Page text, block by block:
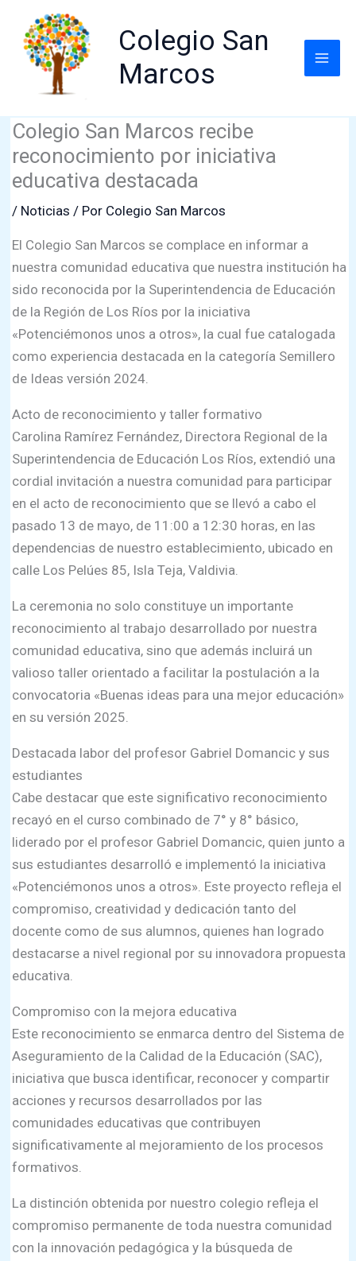
contenido
Colegio San
Marcos
Colegio San Marcos recibe
reconocimiento por iniciativa
educativa destacada
/ Noticias / Por Colegio San Marcos
El Colegio San Marcos se complace en informar a
nuestra comunidad educativa que nuestra institución ha
sido reconocida por la Superintendencia de Educación
de la Región de Los Ríos por la iniciativa
«Potenciémonos unos a otros», la cual fue catalogada
como experiencia destacada en la categoría Semillero
de Ideas versión 2024.
Acto de reconocimiento y taller formativo
Carolina Ramírez Fernández, Directora Regional de la
Superintendencia de Educación Los Ríos, extendió una
cordial invitación a nuestra comunidad para participar
en el acto de reconocimiento que se llevó a cabo el
pasado 13 de mayo, de 11:00 a 12:30 horas, en las
dependencias de nuestro establecimiento, ubicado en
calle Los Pelúes 85, Isla Teja, Valdivia.
La ceremonia no solo constituye un importante
reconocimiento al trabajo desarrollado por nuestra
comunidad educativa, sino que además incluirá un
valioso taller orientado a facilitar la postulación a la
convocatoria «Buenas ideas para una mejor educación»
en su versión 2025.
Destacada labor del profesor Gabriel Domancic y sus
estudiantes
Cabe destacar que este significativo reconocimiento
recayó en el curso combinado de 7° y 8° básico,
liderado por el profesor Gabriel Domancic, quien junto a
sus estudiantes desarrolló e implementó la iniciativa
«Potenciémonos unos a otros». Este proyecto refleja el
compromiso, creatividad y dedicación tanto del
docente como de sus alumnos, quienes han logrado
destacarse a nivel regional por su innovadora propuesta
educativa.
Compromiso con la mejora educativa
Este reconocimiento se enmarca dentro del Sistema de
Aseguramiento de la Calidad de la Educación (SAC),
iniciativa que busca identificar, reconocer y compartir
acciones y recursos desarrollados por las
comunidades educativas que contribuyen
significativamente al mejoramiento de los procesos
formativos.
La distinción obtenida por nuestro colegio refleja el
compromiso permanente de toda nuestra comunidad
con la innovación pedagógica y la búsqueda de